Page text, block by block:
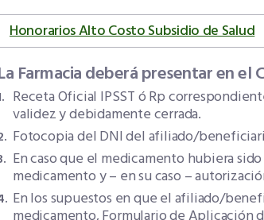
Honorarios Alto Costo Subsidio de Salud
Farmacia deberá presentar en el
Receta Oficial IPSST ó Rp
validez y debidamente cerrada.
Fotocopia del DNI del afiliado/
En caso que el medicamento hubiera
medicamento y – en su caso –
En los supuestos en que el afiliado/